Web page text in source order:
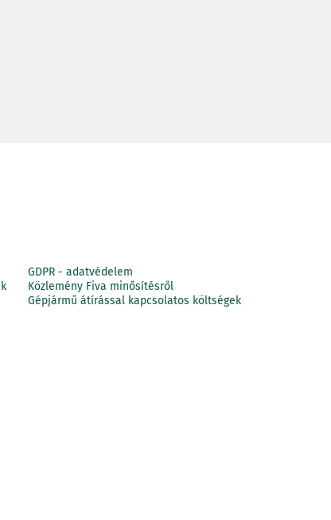
GDPR - adatvédelem
Közlemény Fiva minősítésről
Gépjármű átírással kapcsolatos költségek